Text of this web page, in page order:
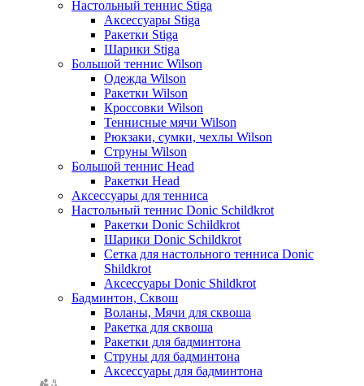
Настольный теннис Stiga
Аксессуары Stiga
Ракетки Stiga
Шарики Stiga
Большой теннис Wilson
Одежда Wilson
Ракетки Wilson
Кроссовки Wilson
Теннисные мячи Wilson
Рюкзаки, сумки, чехлы Wilson
Струны Wilson
Большой теннис Head
Ракетки Head
Аксессуары для тенниса
Настольный теннис Donic Schildkrot
Ракетки Donic Schildkrot
Шарики Donic Schildkrot
Сетка для настольного тенниса Donic
Shildkrot
Аксессуары Donic Shildkrot
Бадминтон, Сквош
Воланы, Мячи для сквоша
Ракетка для сквоша
Ракетки для бадминтона
Струны для бадминтона
Аксессуары для бадминтона